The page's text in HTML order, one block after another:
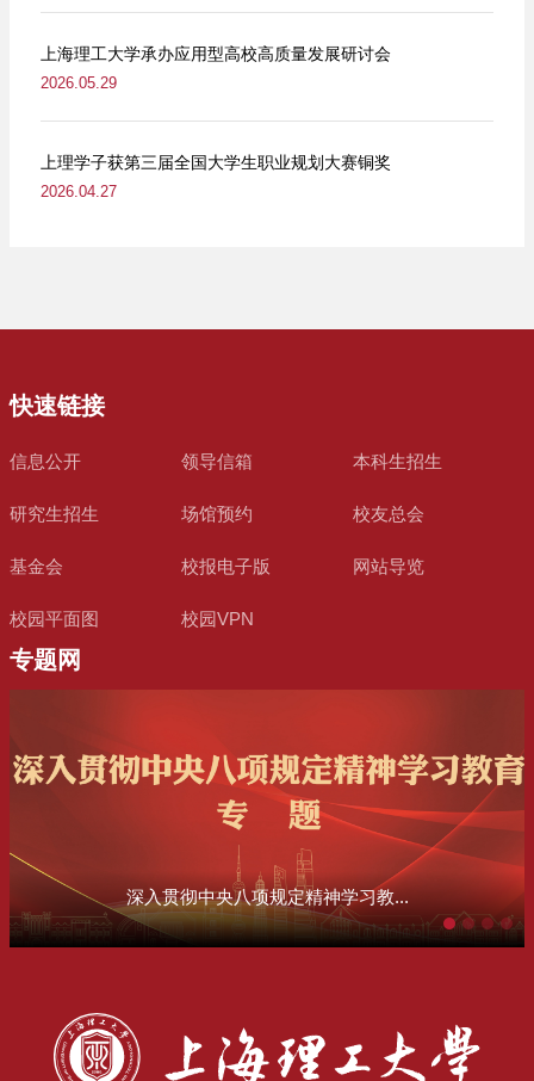
上海理工大学承办应用型高校高质量发展研讨会
2026.05.29
上理学子获第三届全国大学生职业规划大赛铜奖
2026.04.27
快速链接
信息公开 领导信箱 本科生招生
研究生招生 场馆预约 校友总会
基金会 校报电子版 网站导览
校园平面图 校园VPN
专题网
深入贯彻中央八项规定精神学习教...